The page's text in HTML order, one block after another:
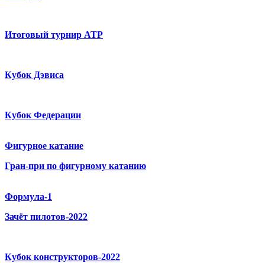
Итоговый турнир ATP
Кубок Дэвиса
Кубок Федерации
Фигурное катание
Гран-при по фигурному катанию
Формула-1
Зачёт пилотов-2022
Кубок конструкторов-2022